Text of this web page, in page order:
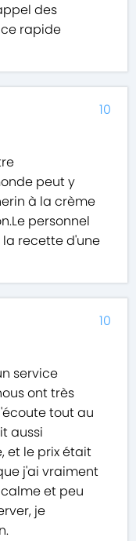
des
rapide
peut y
à la crème
personnel
recette d'une
10
service
ont très
tout au
aussi
et le prix était
j'ai vraiment
et peu
je
10